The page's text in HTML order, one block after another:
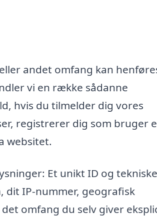
andet omfang kan
vi en række sådanne
hvis du tilmelder dig vores
registrerer dig som bruger
websitet.
Et unikt ID og tekniske
dit IP-nummer, geografisk
omfang du selv giver